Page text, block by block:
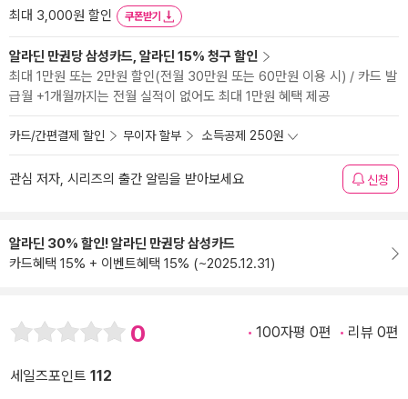
최대 3,000원 할인
쿠폰받기
알라딘 만권당 삼성카드, 알라딘 15% 청구 할인
최대 1만원 또는 2만원 할인(전월 30만원 또는 60만원 이용 시) / 카드 발
급월 +1개월까지는 전월 실적이 없어도 최대 1만원 혜택 제공
카드/간편결제 할인 무이자 할부 소득공제 250원
관심 저자, 시리즈의 출간 알림을 받아보세요 신청
알라딘 30% 할인! 알라딘 만권당 삼성카드
카드혜택 15% + 이벤트혜택 15% (~2025.12.31)
0 100자평 0편 리뷰 0편
세일즈포인트 112